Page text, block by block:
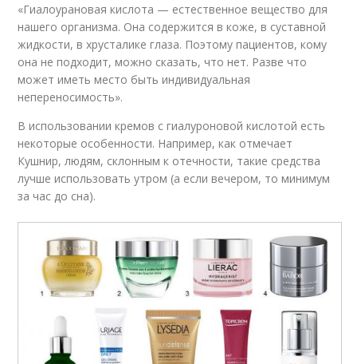
«Гиалоурановая кислота — естественное вещество для
нашего организма. Она содержится в коже, в суставной
жидкости, в хрусталике глаза. Поэтому пациентов, кому
она не подходит, можно сказать, что нет. Разве что
может иметь место быть индивидуальная
непереносимость».
В использовании кремов с гиалуроновой кислотой есть
некоторые особенности. Например, как отмечает
Кушнир, людям, склонным к отечности, такие средства
лучше использовать утром (а если вечером, то минимум
за час до сна).